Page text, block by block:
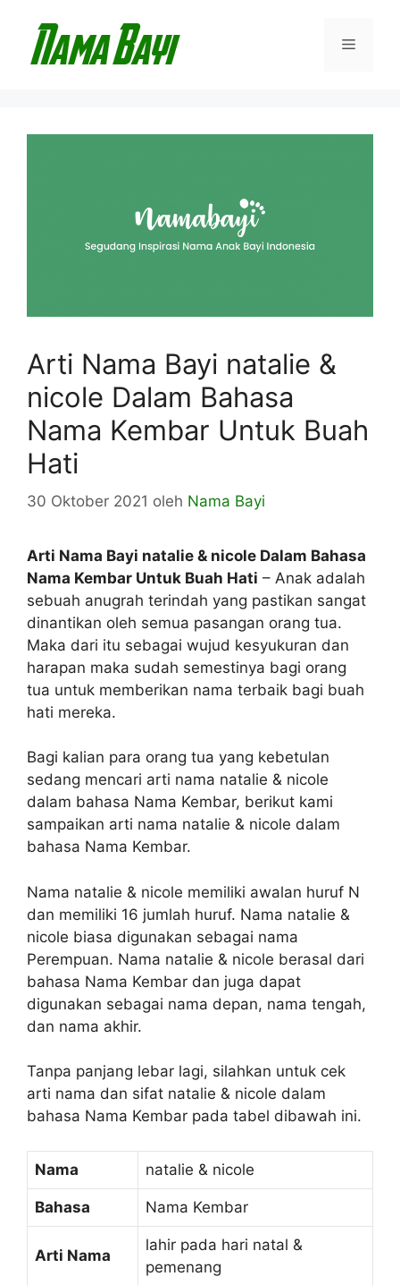
Menu
Arti Nama Bayi natalie &
nicole Dalam Bahasa
Nama Kembar Untuk Buah
Hati
30 Oktober 2021 oleh Nama Bayi
Arti Nama Bayi natalie & nicole Dalam Bahasa
Nama Kembar Untuk Buah Hati – Anak adalah
sebuah anugrah terindah yang pastikan sangat
dinantikan oleh semua pasangan orang tua.
Maka dari itu sebagai wujud kesyukuran dan
harapan maka sudah semestinya bagi orang
tua untuk memberikan nama terbaik bagi buah
hati mereka.
Bagi kalian para orang tua yang kebetulan
sedang mencari arti nama natalie & nicole
dalam bahasa Nama Kembar, berikut kami
sampaikan arti nama natalie & nicole dalam
bahasa Nama Kembar.
Nama natalie & nicole memiliki awalan huruf N
dan memiliki 16 jumlah huruf. Nama natalie &
nicole biasa digunakan sebagai nama
Perempuan. Nama natalie & nicole berasal dari
bahasa Nama Kembar dan juga dapat
digunakan sebagai nama depan, nama tengah,
dan nama akhir.
Tanpa panjang lebar lagi, silahkan untuk cek
arti nama dan sifat natalie & nicole dalam
bahasa Nama Kembar pada tabel dibawah ini.
Nama natalie & nicole
Bahasa Nama Kembar
Arti Nama
lahir pada hari natal &
pemenang